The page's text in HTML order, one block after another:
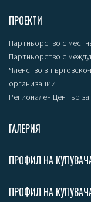
ПРОЕКТИ
Партньорство с
Партньорство с
Членство в
организации
Регионален Център
ГАЛЕРИЯ
ПРОФИЛ НА
ПРОФИЛ НА